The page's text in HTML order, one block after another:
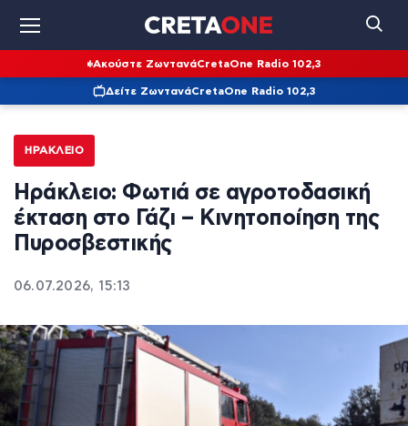
Ακούστε ΖωντανάCretaOne Radio 102,3
Δείτε ΖωντανάCretaOne Radio 102,3
ΗΡΆΚΛΕΙΟ
Ηράκλειο: Φωτιά σε αγροτοδασική
έκταση στο Γάζι – Κινητοποίηση της
Πυροσβεστικής
06.07.2026, 15:13